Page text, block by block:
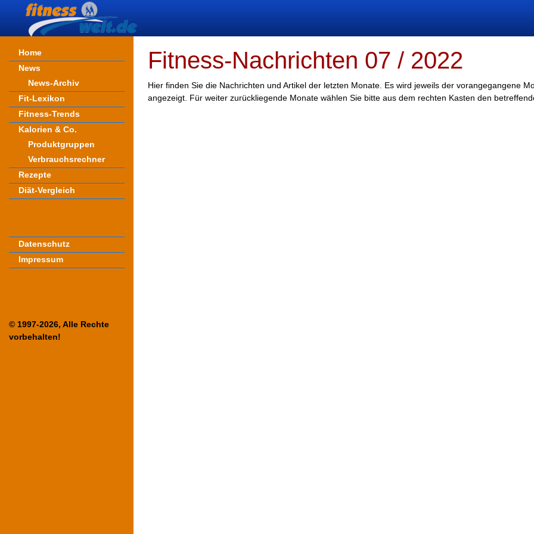
Home
News
News-Archiv
Fit-Lexikon
Fitness-Trends
Kalorien & Co.
Produktgruppen
Verbrauchsrechner
Rezepte
Diät-Vergleich
Datenschutz
Impressum
© 1997-2026, Alle Rechte
vorbehalten!
Fitness-Nachrichten 07 / 2022
Hier finden Sie die Nachrichten und Artikel der letzten Monate. Es wird jeweils der vorangegangene
angezeigt. Für weiter zurückliegende Monate wählen Sie bitte aus dem rechten Kasten den